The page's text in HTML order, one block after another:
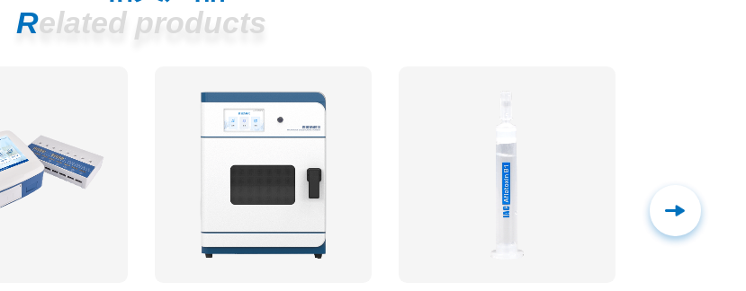
Related products